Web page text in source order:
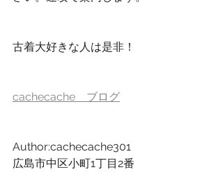
古着大好きな人は是非！
cachecache　ブログ
Author:cachecache301
広島市中区小町1丁目2番